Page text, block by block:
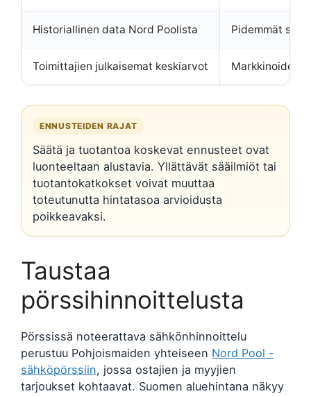
Historiallinen data Nord Poolista Pidemmät
Toimittajien julkaisemat keskiarvot Markkinoiden
ENNUSTEIDEN RAJAT
Säätä ja tuotantoa koskevat ennusteet ovat
luonteeltaan alustavia. Yllättävät sääilmiöt tai
tuotantokatkokset voivat muuttaa
toteutunutta hintatasoa arvioidusta
poikkeavaksi.
Taustaa
pörssihinnoittelusta
Pörssissä noteerattava sähkönhinnoittelu
perustuu Pohjoismaiden yhteiseen Nord Pool -
sähköpörssiin, jossa ostajien ja myyjien
tarjoukset kohtaavat. Suomen aluehintana näkyy